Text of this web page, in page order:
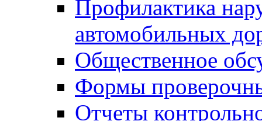
Профилактика
автомобильных
Общественное
Формы
Отчеты